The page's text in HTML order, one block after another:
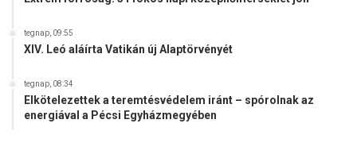
tegnap, 09:55
XIV. Leó aláírta Vatikán új Alaptörvényét
tegnap, 08:34
Elkötelezettek a teremtésvédelem iránt – spórolnak az
energiával a Pécsi Egyházmegyében